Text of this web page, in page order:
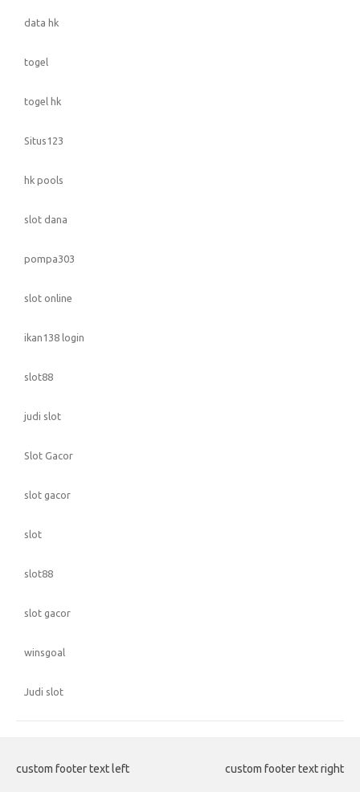
data hk
togel
togel hk
Situs123
hk pools
slot dana
pompa303
slot online
ikan138 login
slot88
judi slot
Slot Gacor
slot gacor
slot
slot88
slot gacor
winsgoal
Judi slot
custom footer text left custom footer text right